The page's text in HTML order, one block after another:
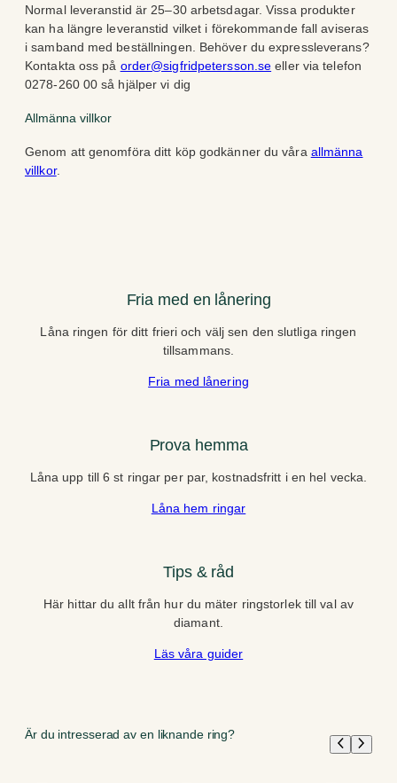
Normal leveranstid är 25–30 arbetsdagar. Vissa produkter
kan ha längre leveranstid vilket i förekommande fall aviseras
i samband med beställningen. Behöver du expressleverans?
Kontakta oss på order@sigfridpetersson.se eller via telefon
0278-260 00 så hjälper vi dig
Allmänna villkor
Genom att genomföra ditt köp godkänner du våra allmänna
villkor.
Fria med en lånering
Låna ringen för ditt frieri och välj sen den slutliga ringen
tillsammans.
Fria med lånering
Prova hemma
Låna upp till 6 st ringar per par, kostnadsfritt i en hel vecka.
Låna hem ringar
Tips & råd
Här hittar du allt från hur du mäter ringstorlek till val av
diamant.
Läs våra guider
Är du intresserad av en liknande ring?